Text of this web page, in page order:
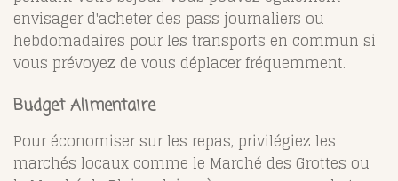
envisager d'acheter des pass journaliers ou
hebdomadaires pour les transports en commun si
vous prévoyez de vous déplacer fréquemment.
Budget Alimentaire
Pour économiser sur les repas, privilégiez les
marchés locaux comme le Marché des Grottes ou